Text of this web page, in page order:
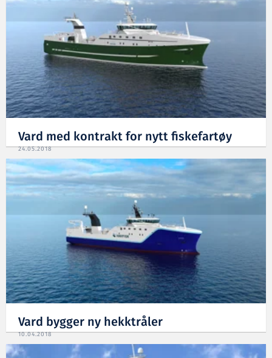
Vard med kontrakt for nytt fiskefartøy
24.05.2018
Vard bygger ny hekktråler
10.04.2018